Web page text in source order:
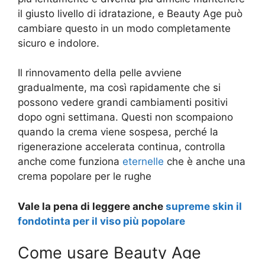
il giusto livello di idratazione, e Beauty Age può
cambiare questo in un modo completamente
sicuro e indolore.
Il rinnovamento della pelle avviene
gradualmente, ma così rapidamente che si
possono vedere grandi cambiamenti positivi
dopo ogni settimana. Questi non scompaiono
quando la crema viene sospesa, perché la
rigenerazione accelerata continua, controlla
anche come funziona eternelle che è anche una
crema popolare per le rughe
Vale la pena di leggere anche supreme skin il
fondotinta per il viso più popolare
Come usare Beauty Age